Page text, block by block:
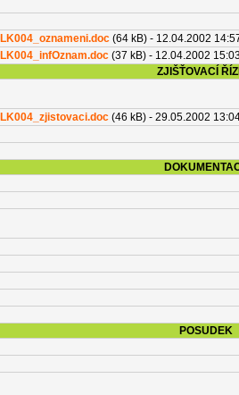
(64 kB) - 12.04.2002
(37 kB) - 12.04.2002
ZJIŠŤOVACÍ
(46 kB) - 29.05.2002
POSUDEK